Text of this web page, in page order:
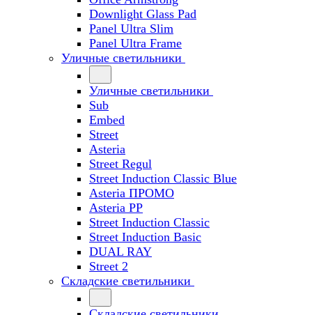
Downlight Glass Pad
Panel Ultra Slim
Panel Ultra Frame
Уличные светильники
Уличные светильники
Sub
Embed
Street
Asteria
Street Regul
Street Induction Classic Blue
Asteria ПРОМО
Asteria PP
Street Induction Classic
Street Induction Basic
DUAL RAY
Street 2
Складские светильники